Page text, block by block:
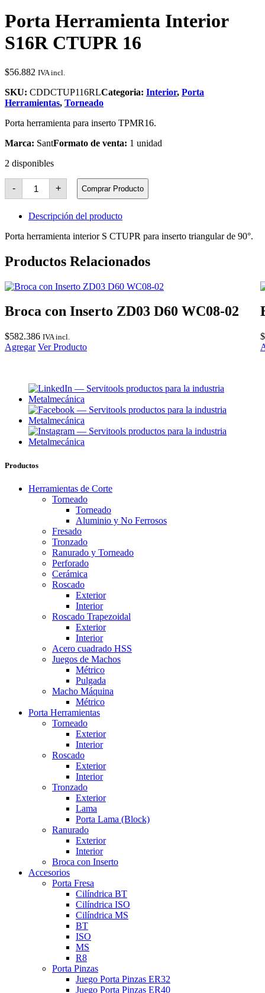
Porta Herramienta Interior
S16R CTUPR 16
$56.882 IVA incl.
SKU: CDDCTUP116RLCategoria: Interior, Porta
Herramientas, Torneado
Porta herramienta para inserto TPMR16.
Marca: SantFormato de venta: 1 unidad
2 disponibles
-
Porta
Herramienta
Interior
S16R
CTUPR
cantidad
+ Comprar Producto
Descripción del producto
Porta herramienta interior S CTUPR para inserto triangular de 90°.
Productos Relacionados
Broca con Inserto ZD03 D60 WC08-02
$582.386 IVA incl.
Agregar Ver Producto
$
Productos
Herramientas de Corte
Torneado
Torneado
Aluminio y No Ferrosos
Fresado
Tronzado
Ranurado y Torneado
Perforado
Cerámica
Roscado
Exterior
Interior
Roscado Trapezoidal
Exterior
Interior
Acero cuadrado HSS
Juegos de Machos
Métrico
Pulgada
Macho Máquina
Métrico
Porta Herramientas
Torneado
Exterior
Interior
Roscado
Exterior
Interior
Tronzado
Exterior
Lama
Porta Lama (Block)
Ranurado
Exterior
Interior
Broca con Inserto
Accesorios
Porta Fresa
Cilíndrica BT
Cilíndrica ISO
Cilíndrica MS
BT
ISO
MS
R8
Porta Pinzas
Juego Porta Pinzas ER32
Juego Porta Pinzas ER40